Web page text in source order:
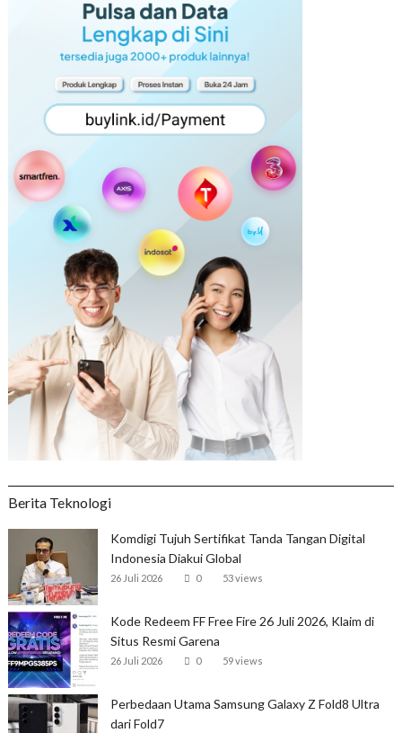
Berita Teknologi
Komdigi Tujuh Sertifikat Tanda Tangan Digital
Indonesia Diakui Global
26 Juli 2026 0 53 views
Kode Redeem FF Free Fire 26 Juli 2026, Klaim di
Situs Resmi Garena
26 Juli 2026 0 59 views
Perbedaan Utama Samsung Galaxy Z Fold8 Ultra
dari Fold7